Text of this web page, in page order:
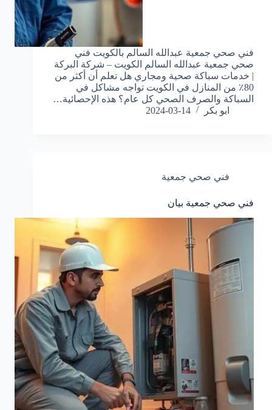
فني صحي جمعية عبدالله السالم بالكويت فني
صحي جمعية عبدالله السالم الكويت – شركة البركة
| خدمات سباكة صحية ومجاري هل تعلم أن أكثر من
80٪ من المنازل في الكويت تواجه مشاكل في
السباكة والصرف الصحي كل عام؟ هذه الإحصائية…
ابو بكر
2024-03-14
فني صحي جمعية
فني صحي جمعية بيان